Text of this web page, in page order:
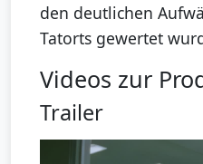
den deutlichen
Tatorts gewertet
Videos zur
Trailer